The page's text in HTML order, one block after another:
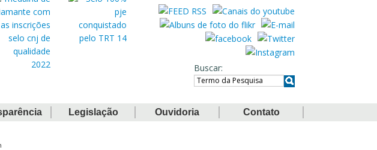
Buscar
Legislação Ouvidoria Contato